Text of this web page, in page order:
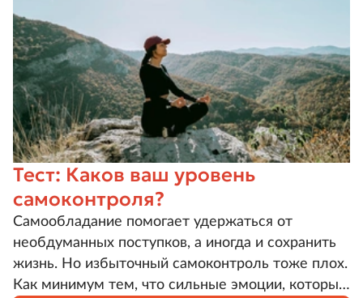
Тест: Каков ваш уровень
самоконтроля?
Самообладание помогает удержаться от
необдуманных поступков, а иногда и сохранить
жизнь. Но избыточный самоконтроль тоже плох.
Как минимум тем, что сильные эмоции, которые